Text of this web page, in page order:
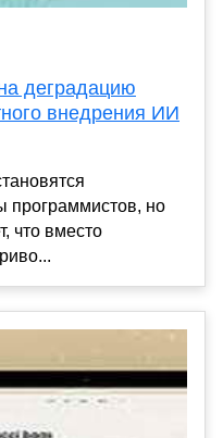
деградацию
внедрения ИИ
программистов, но
что вместо